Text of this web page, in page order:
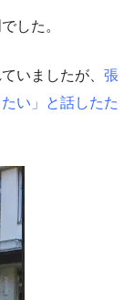
した。
いましたが、 張
い」と話したた